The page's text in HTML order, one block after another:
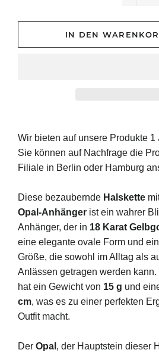
IN DEN
Wir bieten auf unsere Produkte 1
Sie können auf Nachfrage die
Filiale in Berlin oder Hamburg
Diese bezaubernde Halskette
Opal-Anhänger ist ein wahrer
Anhänger, der in 18 Karat
eine elegante ovale Form und
Größe, die sowohl im Alltag als
Anlässen getragen werden
hat ein Gewicht von 15 g und
cm, was es zu einer perfekten
Outfit macht.
Der Opal , der Hauptstein dieser